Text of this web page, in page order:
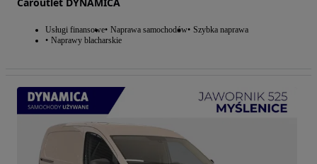
Usługi finansowe Naprawa samochodów Szybka naprawa
Naprawy blacharskie